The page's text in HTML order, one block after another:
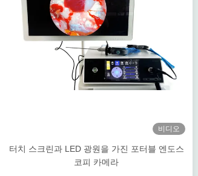
비디오
터치 스크린과 LED 광원을 가진 포터블 엔도스
코피 카메라